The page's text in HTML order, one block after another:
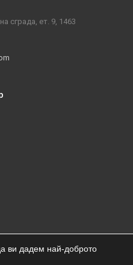
сграда, ет. 9, 1463
ви дадем най-доброто